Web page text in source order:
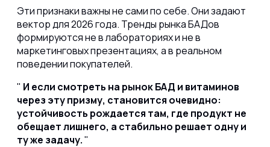
Эти признаки важны не сами по себе. Они задают
вектор для 2026 года. Тренды рынка БАДов
формируются не в лабораториях и не в
маркетинговых презентациях, а в реальном
поведении покупателей.
И если смотреть на рынок БАД и витаминов
через эту призму, становится очевидно:
устойчивость рождается там, где продукт не
обещает лишнего, а стабильно решает одну и
ту же задачу.